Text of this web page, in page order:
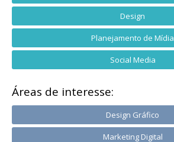
Design
Planejamento de Mídia
Social Media
Áreas de interesse:
Design Gráfico
Marketing Digital